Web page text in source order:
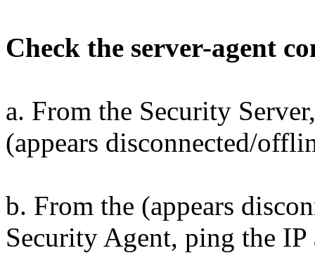
Check the server-agent
a. From the Security
(appears disconnected/
b. From the (appears
Security Agent, ping the IP